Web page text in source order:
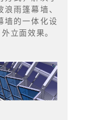
雨篷幕墙、
墙的一体化设
立面效果。